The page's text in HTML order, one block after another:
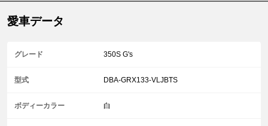
愛車データ
グレード 350S G's
型式 DBA-GRX133-VLJBTS
ボディーカラー 白